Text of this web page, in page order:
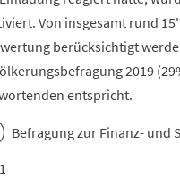
Von insgesamt rund
berücksichtigt
2019
entspricht.
Befragung zur Finanz- und